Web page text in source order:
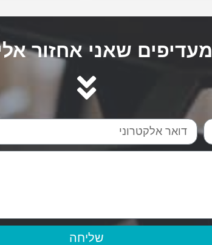
מעדיפים שאני אחזור
שליחה